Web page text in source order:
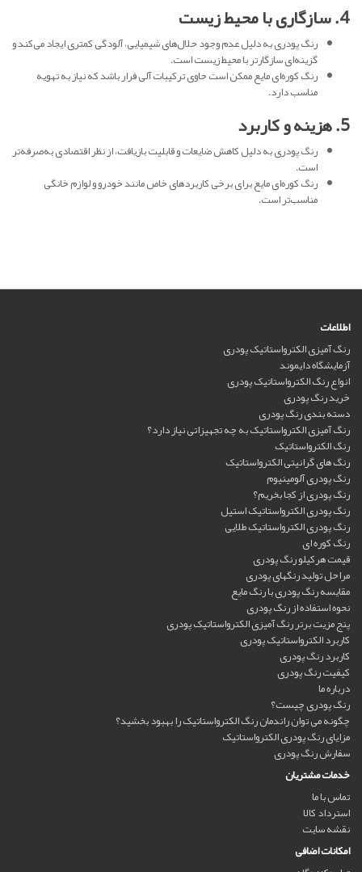
۴. سازگاری با محیط زیست
رنگ پودری به دلیل عدم وجود حلال‌های شیمیایی، آلودگی کمتری ایجاد می‌کند و
گزینه‌ای سازگارتر با محیط زیست است.
رنگ کوره‌ای مایع ممکن است حاوی ترکیبات آلی فرار باشد که نیاز به تهویه
مناسب دارد.
۵. هزینه و کاربرد
رنگ پودری به دلیل کاهش ضایعات و قابلیت بازیافت، از نظر اقتصادی به‌صرفه‌تر
است.
رنگ کوره‌ای مایع برای برخی کاربردهای خاص مانند خودرو و لوازم خانگی
مناسب‌تر است.
اطلاعات
رنگ آمیزی الکترواستاتیک پودری
آزمایشگاه دایموند
انواع رنگ الکترواستاتیک پودری
خرید رنگ پودری
دسته بندی رنگ پودری
رنگ آمیزی الکترواستاتیک به چه تجهیزاتی نیاز دارد؟
رنگ الکترواستاتیک
رنگ های گرانیتی الکترواستاتیک
رنگ پودری آلومینیوم
رنگ پودری از کجا بخریم؟
رنگ پودری الکترواستاتیک استیل
رنگ پودری الکترواستاتیک طلایی
رنگ کوره ای
قیمت هرکیلو رنگ پودری
مراحل تولید رنگهای پودری
مقایسه رنگ پودری با رنگ مایع
نحوه استفاده از رنگ پودری
پنج مزیت برتر رنگ آمیزی الکترواستاتیک پودری
کاربرد الکترواستاتیک پودری
کاربرد رنگ پودری
کیفیت رنگ پودری
درباره ما
رنگ پودری چیست؟
چگونه می توان راندمان رنگ الکترواستاتیک را بهبود بخشید؟
مزایای رنگ پودری الکترواستاتیک
سفارش رنگ پودری
خدمات مشتریان
تماس با ما
استرداد کالا
نقشه سایت
امکانات اضافی